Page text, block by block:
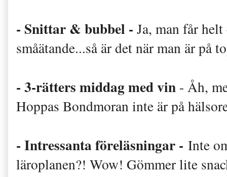
- Snittar & bubbel - Ja, man får
småätande...så är det när man är på
- 3-rätters middag med vin - Åh,
Hoppas Bondmoran inte är på
- Intressanta föreläsningar - Inte
läroplanen?! Wow! Gömmer lite